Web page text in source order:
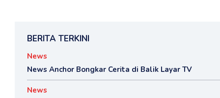
BERITA TERKINI
News
News Anchor Bongkar Cerita di Balik Layar TV
News